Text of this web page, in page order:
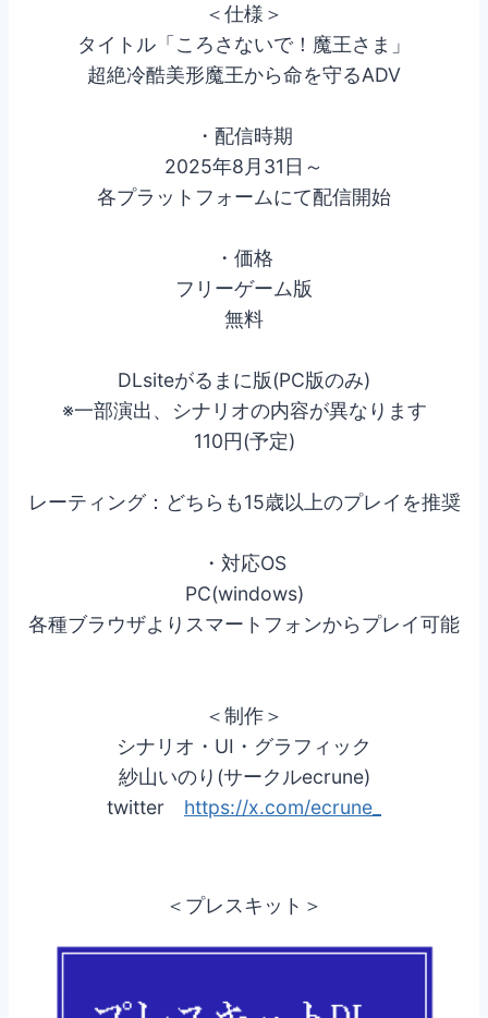
＜仕様＞
タイトル「ころさないで！魔王さま」
超絶冷酷美形魔王から命を守るADV
・配信時期
2025年8月31日～
各プラットフォームにて配信開始
・価格
フリーゲーム版
無料
DLsiteがるまに版(PC版のみ)
※一部演出、シナリオの内容が異なります
110円(予定)
レーティング：どちらも15歳以上のプレイを推奨
・対応OS
PC(windows)
各種ブラウザよりスマートフォンからプレイ可能
＜制作＞
シナリオ・UI・グラフィック
紗山いのり(サークルecrune)
twitter https://x.com/ecrune_
＜プレスキット＞